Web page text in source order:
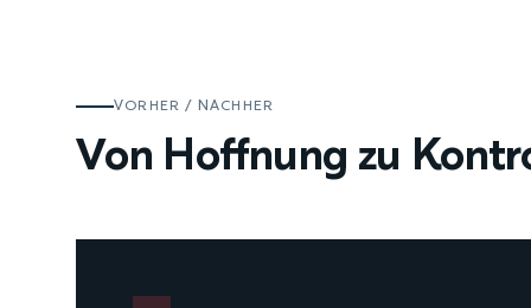
VORHER / NACHHER
Von Hoffnung zu